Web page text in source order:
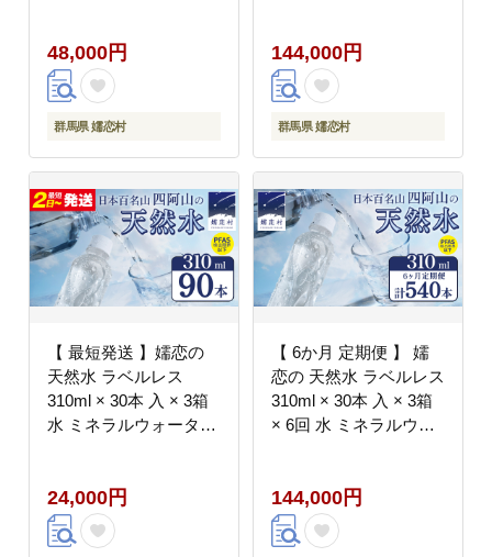
グストック 備蓄用 ペッ
トボトル 防災 工場直送
箱買い まとめ買い 国産
嬬恋銘水 日用品
48,000円
群馬県 嬬恋村
グストック 備蓄用 ペッ
トボトル 防災 工場直送
箱買い まとめ買い 国産
嬬恋銘水 日用品
144,000円
群馬県 嬬恋村
【 最短発送 】嬬恋の
天然水 ラベルレス
310ml × 30本 入 × 3箱
水 ミネラルウォーター
蓄用 ペットボトル 防災
工場直送 箱買い まとめ
買い 国産 嬬恋銘水 日
24,000円
【 6か月 定期便 】 嬬
恋の 天然水 ラベルレス
310ml × 30本 入 × 3箱
× 6回 水 ミネラルウォ
グストック 備蓄用 ペッ
トボトル 防災 工場直送
箱買い まとめ買い 国産
144,000円